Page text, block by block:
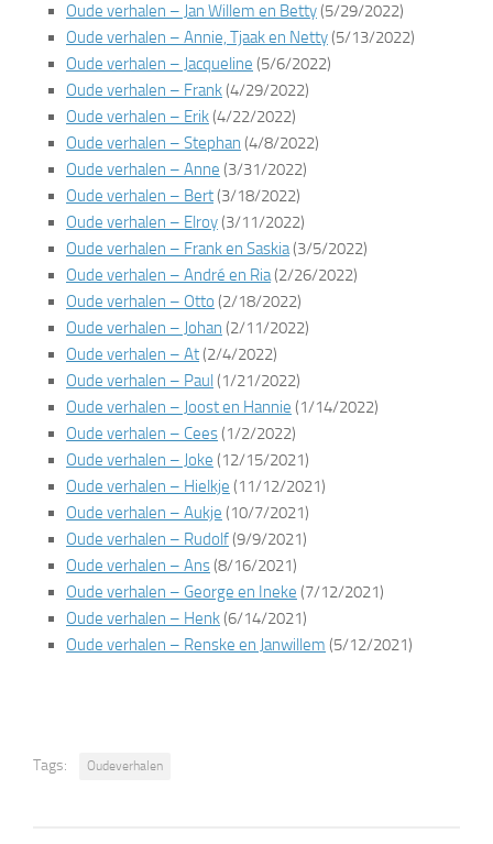
Oude verhalen – Jan Willem en Betty(5/29/2022)
Oude verhalen – Annie, Tjaak en Netty(5/13/2022)
Oude verhalen – Jacqueline (5/6/2022)
Oude verhalen – Frank(4/29/2022)
Oude verhalen – Erik(4/22/2022)
Oude verhalen – Stephan (4/8/2022)
Oude verhalen – Anne (3/31/2022)
Oude verhalen – Bert(3/18/2022)
Oude verhalen – Elroy(3/11/2022)
Oude verhalen – Frank en Saskia(3/5/2022)
Oude verhalen – André en Ria(2/26/2022)
Oude verhalen – Otto (2/18/2022)
Oude verhalen – Johan (2/11/2022)
Oude verhalen – At(2/4/2022)
Oude verhalen – Paul (1/21/2022)
Oude verhalen – Joost en Hannie (1/14/2022)
Oude verhalen – Cees(1/2/2022)
Oude verhalen – Joke (12/15/2021)
Oude verhalen – Hielkje (11/12/2021)
Oude verhalen – Aukje (10/7/2021)
Oude verhalen – Rudolf(9/9/2021)
Oude verhalen – Ans(8/16/2021)
Oude verhalen – George en Ineke (7/12/2021)
Oude verhalen – Henk(6/14/2021)
Oude verhalen – Renske en Janwillem (5/12/2021)
Tags: Oudeverhalen